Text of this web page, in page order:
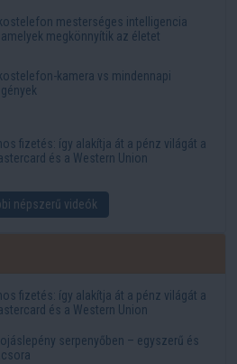
mesterséges intelligencia
megkönnyítik az életet
kamera vs mindennapi
fizetés: így alakítja át a pénz világát a
és a Western Union
népszerű videók
fizetés: így alakítja át a pénz világát a
és a Western Union
serpenyőben – egyszerű és